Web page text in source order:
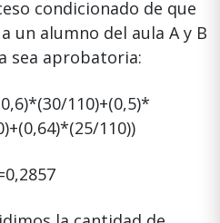
condicionado de que
un alumno del aula A y B
sea aprobatoria:
110)+(0,5)*
110))